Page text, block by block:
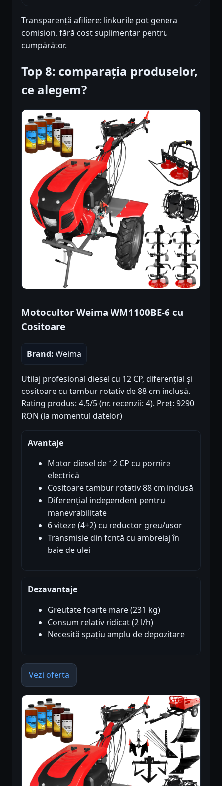
Transparență afiliere: linkurile pot genera
comision, fără cost suplimentar pentru
cumpărător.
Top 8: comparația produselor,
ce alegem?
Motocultor Weima WM1100BE-6 cu
Cositoare
Brand: Weima
Utilaj profesional diesel cu 12 CP, diferențial și
cositoare cu tambur rotativ de 88 cm inclusă.
Rating produs: 4.5/5 (nr. recenzii: 4). Preț: 9290
RON (la momentul datelor)
Avantaje
Motor diesel de 12 CP cu pornire
electrică
Cositoare tambur rotativ 88 cm inclusă
Diferențial independent pentru
manevrabilitate
6 viteze (4+2) cu reductor greu/usor
Transmisie din fontă cu ambreiaj în
baie de ulei
Dezavantaje
Greutate foarte mare (231 kg)
Consum relativ ridicat (2 l/h)
Necesită spațiu amplu de depozitare
Vezi oferta